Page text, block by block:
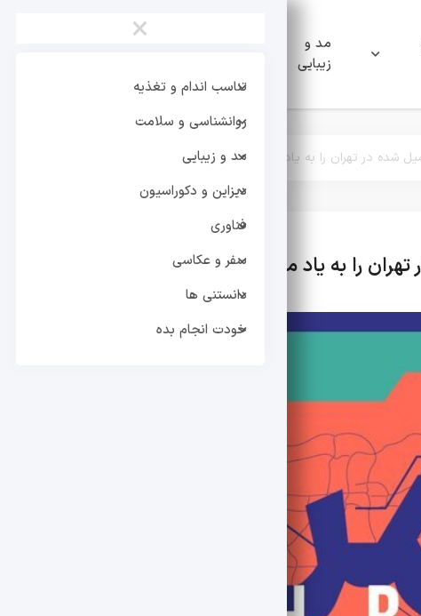
مد و
زیبایی
×
تناسب اندام و تغذیه
روانشناسی و سلامت
مد و زیبایی
دیزاین و دکوراسیون
فناوری
سفر و عکاسی
دانستنی ها
خودت انجام بده